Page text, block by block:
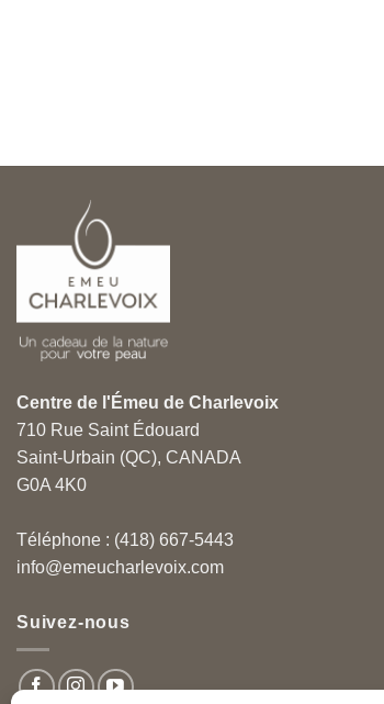
Centre de l'Émeu de Charlevoix
710 Rue Saint Édouard
Saint-Urbain (QC), CANADA
G0A 4K0
Téléphone : (418) 667-5443
info@emeucharlevoix.com
Suivez-nous